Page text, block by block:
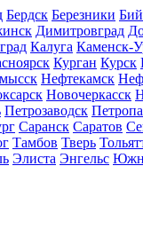
Бердск Березники
Димитровград
Калуга Каменск-
Курган Курск
Нефтекамск
Новочеркасск
Петрозаводск
Саранск Саратов
Тамбов Тверь
Элиста Энгельс